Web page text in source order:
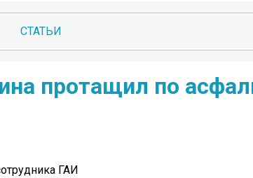
СТАТЬИ
протащил по
ГАИ